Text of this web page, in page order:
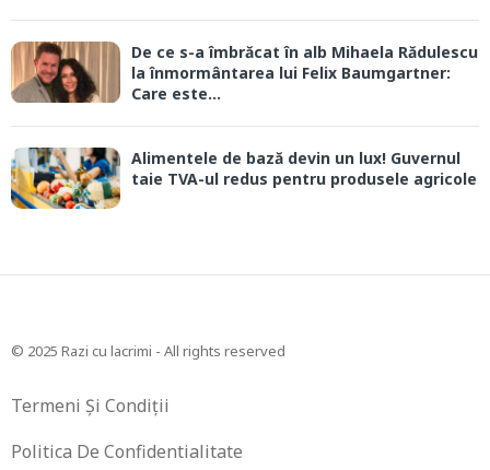
De ce s-a îmbrăcat în alb Mihaela Rădulescu
la înmormântarea lui Felix Baumgartner:
Care este...
Alimentele de bază devin un lux! Guvernul
taie TVA-ul redus pentru produsele agricole
© 2025 Razi cu lacrimi - All rights reserved
Termeni Și Condiții
Politica De Confidentialitate